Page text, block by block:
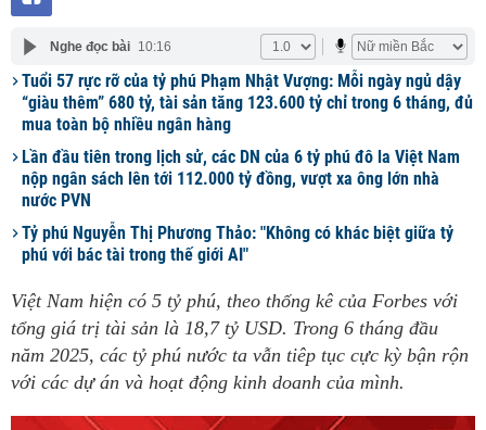
Nghe đọc bài 10:16
Tuổi 57 rực rỡ của tỷ phú Phạm Nhật Vượng: Mỗi ngày ngủ dậy
“giàu thêm” 680 tỷ, tài sản tăng 123.600 tỷ chỉ trong 6 tháng, đủ
mua toàn bộ nhiều ngân hàng
Lần đầu tiên trong lịch sử, các DN của 6 tỷ phú đô la Việt Nam
nộp ngân sách lên tới 112.000 tỷ đồng, vượt xa ông lớn nhà
nước PVN
Tỷ phú Nguyễn Thị Phương Thảo: "Không có khác biệt giữa tỷ
phú với bác tài trong thế giới AI"
Việt Nam hiện có 5 tỷ phú, theo thống kê của Forbes với
tổng giá trị tài sản là 18,7 tỷ USD. Trong 6 tháng đầu
năm 2025, các tỷ phú nước ta vẫn tiêp tục cực kỳ bận rộn
với các dự án và hoạt động kinh doanh của mình.